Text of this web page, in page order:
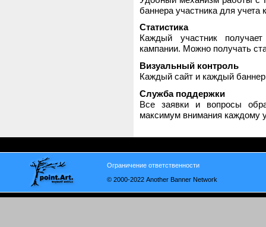
баннера участника для
Статистика
Каждый участник
кампании. Можно получать
Визуальный контроль
Каждый сайт и каждый
Служба поддержки
Все заявки и вопросы
максимум внимания каждому
Ограничение ответственности
© 2000-2022 Another Banner Network